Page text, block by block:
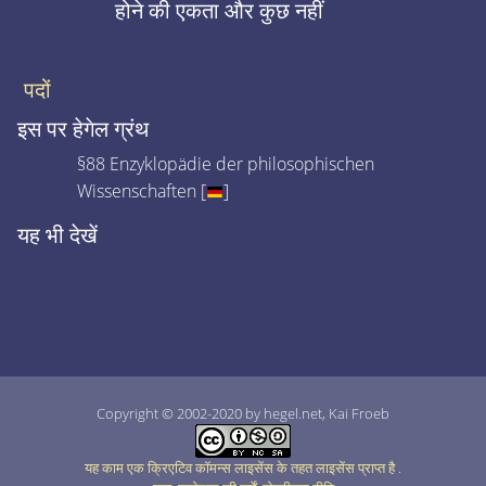
होने की एकता और कुछ नहीं
पदों
इस पर हेगेल ग्रंथ
§88 Enzyklopädie der philosophischen
Wissenschaften [
]
यह भी देखें
Copyright © 2002-2020 by hegel.net, Kai Froeb
यह काम एक क्रिएटिव कॉमन्स लाइसेंस के तहत लाइसेंस प्राप्त है.